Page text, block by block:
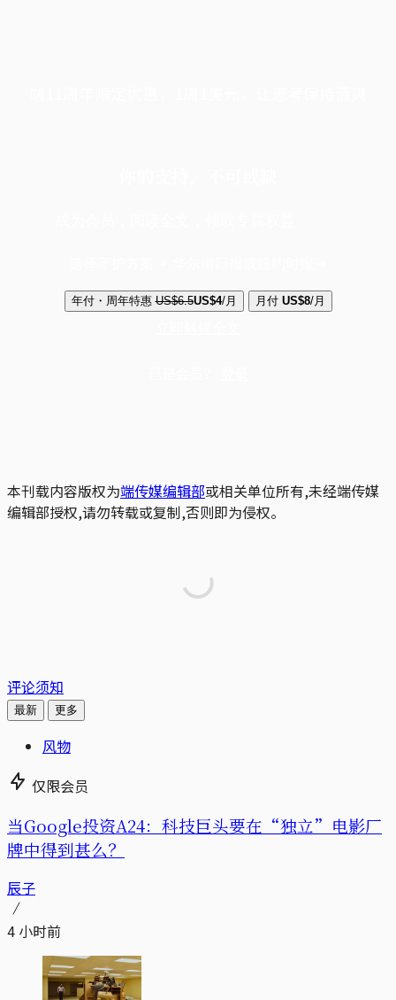
年付・周年特惠 US$6.5US$4/月 月付 US$8/月
本刊载内容版权为端传媒编辑部或相关单位所有,未经端传媒
编辑部授权,请勿转载或复制,否则即为侵权。
评论须知
最新 更多
风物
仅限会员
当Google投资A24：科技巨头要在“独立”电影厂
牌中得到甚么？
辰子
4 小时前